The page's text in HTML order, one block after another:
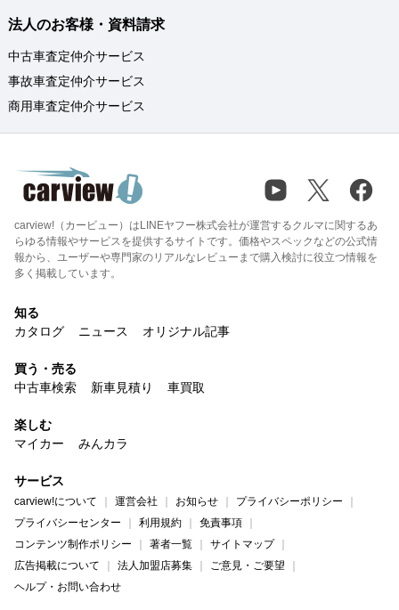
法人のお客様・資料請求
中古車査定仲介サービス
事故車査定仲介サービス
商用車査定仲介サービス
carview!（カービュー）はLINEヤフー株式会社が運営するクルマに関するあ
らゆる情報やサービスを提供するサイトです。価格やスペックなどの公式情
報から、ユーザーや専門家のリアルなレビューまで購入検討に役立つ情報を
多く掲載しています。
知る
カタログ
ニュース オリジナル記事
買う・売る
中古車検索
新車見積り 車買取
楽しむ
マイカー
みんカラ
サービス
carview!について 運営会社 お知らせ
プライバシーポリシー
プライバシーセンター
利用規約
免責事項
コンテンツ制作ポリシー
著者一覧
サイトマップ
広告掲載について
法人加盟店募集
ご意見・ご要望
ヘルプ・お問い合わせ